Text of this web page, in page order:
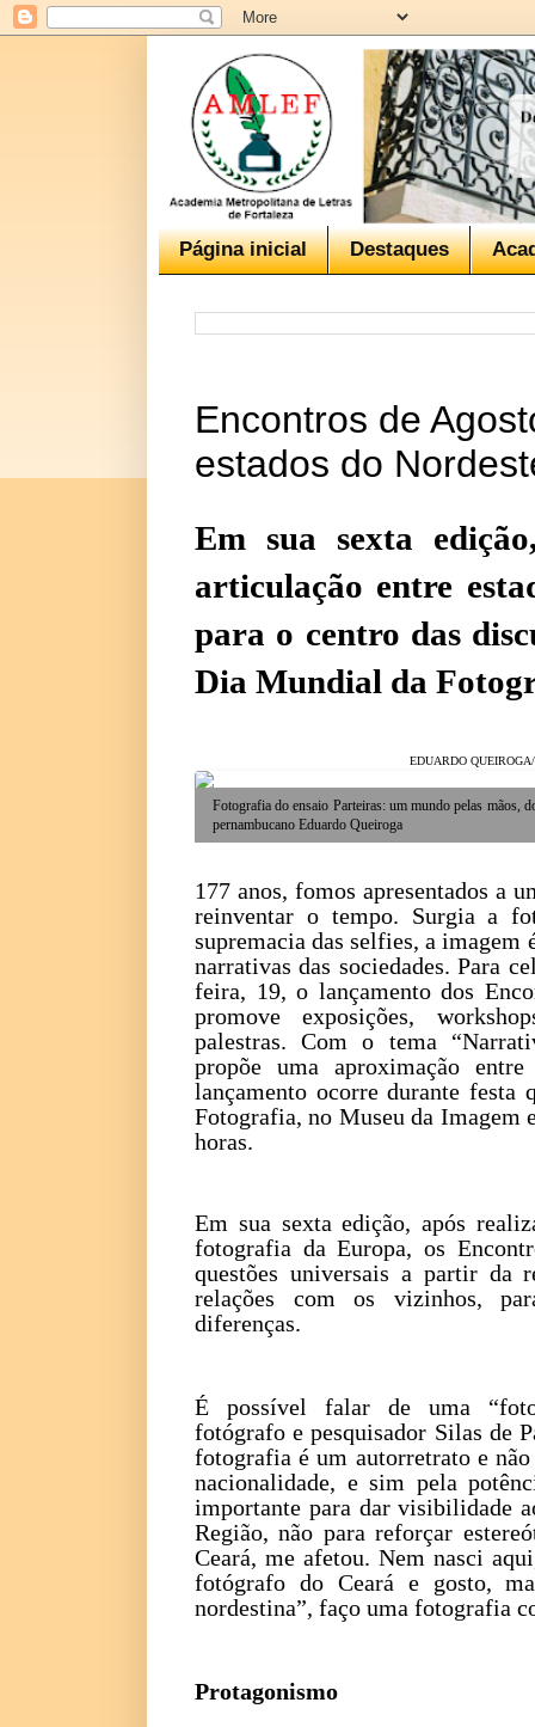
Página inicial Destaques
Encontros de
estados do
Em sua sexta
articulação entre
para o centro das
Dia Mundial da
EDUARDO
Fotografia do ensaio Parteiras: um mundo pelas mãos,
pernambucano Eduardo Queiroga
177 anos, fomos apresentados a
reinventar o tempo. Surgia a
supremacia das selfies, a imagem
narrativas das sociedades. Para
feira, 19, o lançamento dos
promove exposições,
palestras. Com o tema
propõe uma aproximação
lançamento ocorre durante
Fotografia, no Museu da Imagem
horas.
Em sua sexta edição, após
fotografia da Europa, os
questões universais a partir da
relações com os vizinhos,
diferenças.
É possível falar de uma
fotógrafo e pesquisador Silas de
fotografia é um autorretrato e
nacionalidade, e sim pela
importante para dar visibilidade
Região, não para reforçar
Ceará, me afetou. Nem nasci
fotógrafo do Ceará e gosto,
nordestina”, faço uma fotografia
Protagonismo